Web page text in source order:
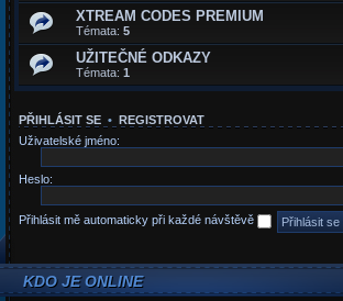
XTREAM CODES PREMIUM
Témata: 5
UŽITEČNÉ ODKAZY
Témata: 1
PŘIHLÁSIT SE • REGISTROVAT
Uživatelské jméno:
Heslo:
Přihlásit mě automaticky při každé návštěvě
KDO JE ONLINE